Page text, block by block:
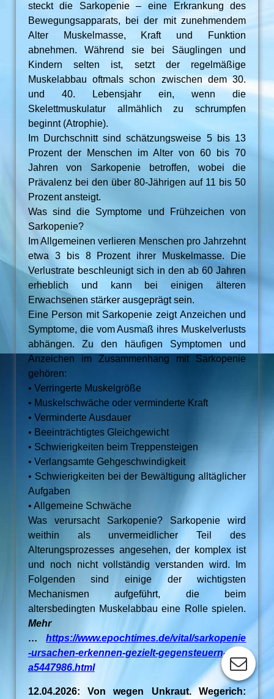
steckt die Sarkopenie – eine Erkrankung des
Bewegungsapparats, bei der mit zunehmendem
Alter Muskelmasse, Kraft und Funktion
abnehmen. Während sie bei Säuglingen und
Kindern selten ist, setzt der regelmäßige
Muskelabbau oftmals schon zwischen dem 30.
und 40. Lebensjahr ein, wenn die
Skelettmuskulatur allmählich zu schrumpfen
beginnt (Atrophie).
Im Durchschnitt sind schätzungsweise 5 bis 13
Prozent der Menschen im Alter von 60 bis 70
Jahren von Sarkopenie betroffen, wobei die
Prävalenz bei den über 80-Jährigen auf 11 bis 50
Prozent ansteigt.
Was sind die Symptome und Frühzeichen von
Sarkopenie?
Im Allgemeinen verlieren Menschen pro Jahrzehnt
etwa 3 bis 8 Prozent ihrer Muskelmasse. Die
Verlustrate beschleunigt sich in den ab 60 Jahren
erheblich und kann bei einigen älteren
Erwachsenen stärker ausgeprägt sein.
Eine Person mit Sarkopenie zeigt Anzeichen und
Symptome, die vom Ausmaß ihres Muskelverlusts
abhängen. Zu den häufigen Symptomen und
Anzeichen im Zusammenhang mit Sarkopenie
gehören:
• Verringerte Muskelgröße
• Muskelschwäche oder verminderte Kraft
• Verminderte Ausdauer
• Beeinträchtigtes Gleichgewicht
• Schwierigkeiten beim Treppensteigen
• Verlangsamte Gehgeschwindigkeit
• Schwierigkeiten bei der Bewältigung alltäglicher
Aufgaben
• Allgemeine Schwäche
Was verursacht Sarkopenie? Sarkopenie wird
weithin als unvermeidlicher Teil des
Alterungsprozesses angesehen, der komplex ist
und noch nicht vollständig verstanden wird. Im
Folgenden sind einige der wichtigsten
Mechanismen aufgeführt, die beim
altersbedingten Muskelabbau eine Rolle spielen.
Mehr
…https://www.epochtimes.de/vital/sarkopenie
-ursachen-erkennen-gezielt-gegensteuern-
a5447986.html
12.04.2026: Von wegen Unkraut. Wegerich: